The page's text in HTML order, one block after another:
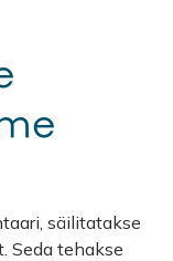
säilitatakse
Seda tehakse